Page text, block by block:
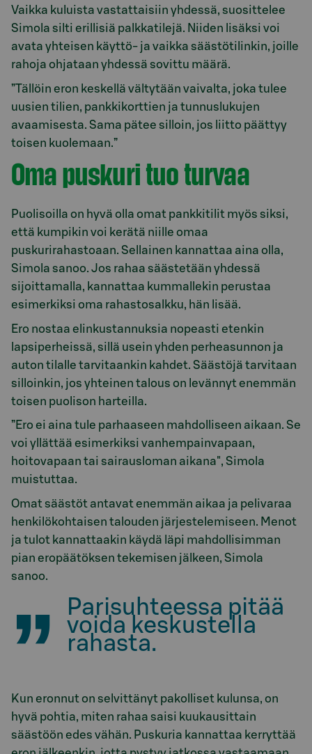
Vaikka kuluista vastattaisiin yhdessä, suosittelee
Simola silti erillisiä palkkatilejä. Niiden lisäksi voi
avata yhteisen käyttö- ja vaikka säästötilinkin, joille
rahoja ohjataan yhdessä sovittu määrä.
”Tällöin eron keskellä vältytään vaivalta, joka tulee
uusien tilien, pankkikorttien ja tunnuslukujen
avaamisesta. Sama pätee silloin, jos liitto päättyy
toisen kuolemaan.”
Oma puskuri tuo turvaa
Puolisoilla on hyvä olla omat pankkitilit myös siksi,
että kumpikin voi kerätä niille omaa
puskurirahastoaan. Sellainen kannattaa aina olla,
Simola sanoo. Jos rahaa säästetään yhdessä
sijoittamalla, kannattaa kummallekin perustaa
esimerkiksi oma rahastosalkku, hän lisää.
Ero nostaa elinkustannuksia nopeasti etenkin
lapsiperheissä, sillä usein yhden perheasunnon ja
auton tilalle tarvitaankin kahdet. Säästöjä tarvitaan
silloinkin, jos yhteinen talous on levännyt enemmän
toisen puolison harteilla.
”Ero ei aina tule parhaaseen mahdolliseen aikaan. Se
voi yllättää esimerkiksi vanhempainvapaan,
hoitovapaan tai sairausloman aikana", Simola
muistuttaa.
Omat säästöt antavat enemmän aikaa ja pelivaraa
henkilökohtaisen talouden järjestelemiseen. Menot
ja tulot kannattaakin käydä läpi mahdollisimman
pian eropäätöksen tekemisen jälkeen, Simola
sanoo.
Parisuhteessa pitää
voida keskustella
rahasta.
Kun eronnut on selvittänyt pakolliset kulunsa, on
hyvä pohtia, miten rahaa saisi kuukausittain
säästöön edes vähän. Puskuria kannattaa kerryttää